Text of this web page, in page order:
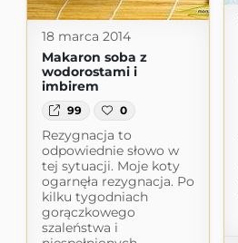
18 marca 2014
Makaron soba z
wodorostami i
imbirem
99 0
Rezygnacja to
odpowiednie słowo w
tej sytuacji. Moje koty
ogarnęła rezygnacja. Po
kilku tygodniach
gorączkowego
szaleństwa i